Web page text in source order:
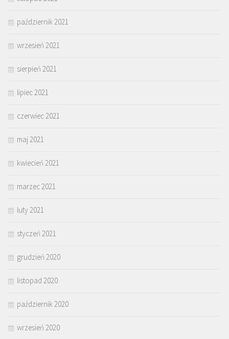
październik 2021
wrzesień 2021
sierpień 2021
lipiec 2021
czerwiec 2021
maj 2021
kwiecień 2021
marzec 2021
luty 2021
styczeń 2021
grudzień 2020
listopad 2020
październik 2020
wrzesień 2020